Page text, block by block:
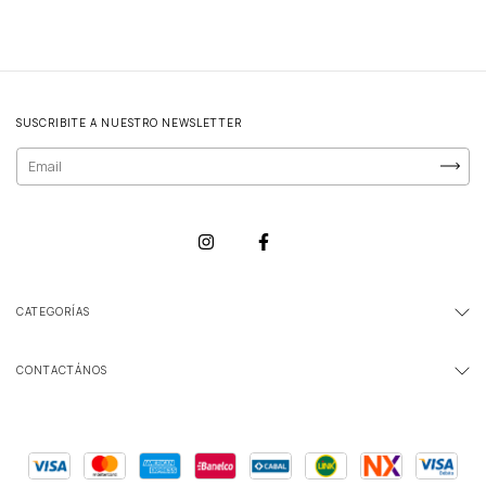
SUSCRIBITE A NUESTRO NEWSLETTER
CATEGORÍAS
CONTACTÁNOS